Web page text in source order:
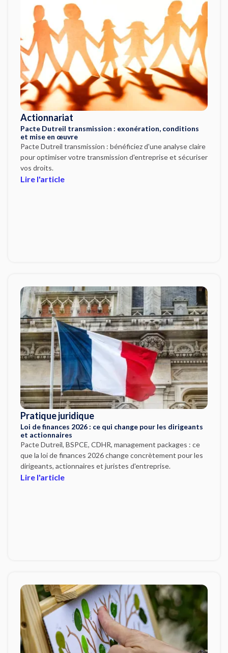
Actionnariat
Pacte Dutreil transmission : exonération, conditions
et mise en œuvre
Pacte Dutreil transmission : bénéficiez d'une analyse claire
pour optimiser votre transmission d'entreprise et sécuriser
vos droits.
Lire l'article
Pratique juridique
Loi de finances 2026 : ce qui change pour les dirigeants
et actionnaires
Pacte Dutreil, BSPCE, CDHR, management packages : ce
que la loi de finances 2026 change concrètement pour les
dirigeants, actionnaires et juristes d'entreprise.
Lire l'article